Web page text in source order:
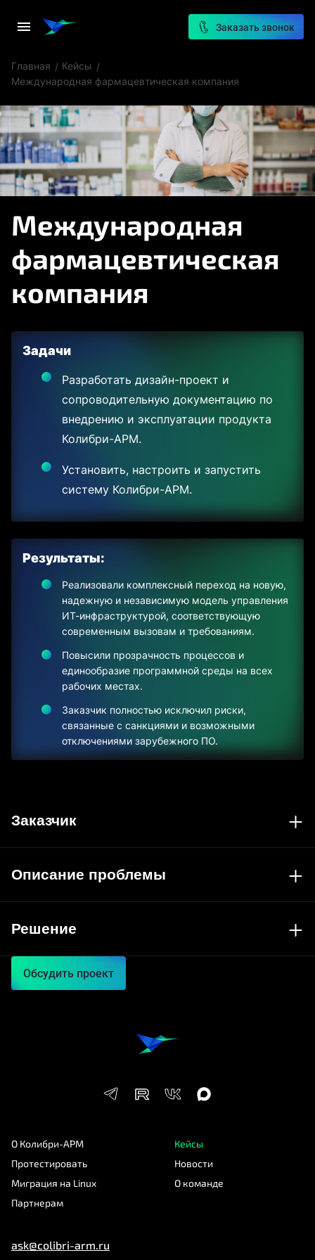
Заказать звонок
Главная
Кейсы
Международная фармацевтическая компания
Международная
фармацевтическая
компания
Задачи
Разработать дизайн-проект и
сопроводительную документацию по
внедрению и эксплуатации продукта
Колибри-АРМ.
Установить, настроить и запустить
систему Колибри-АРМ.
Результаты:
Реализовали комплексный переход на новую,
надежную и независимую модель управления
ИТ-инфраструктурой, соответствующую
современным вызовам и требованиям.
Повысили прозрачность процессов и
единообразие программной среды на всех
рабочих местах.
Заказчик полностью исключил риски,
связанные с санкциями и возможными
отключениями зарубежного ПО.
Заказчик
Описание проблемы
Решение
Обсудить проект
О Колибри-АРМ
Протестировать
Миграция на Linux
Партнерам
Кейсы
Новости
О команде
ask@colibri-arm.ru